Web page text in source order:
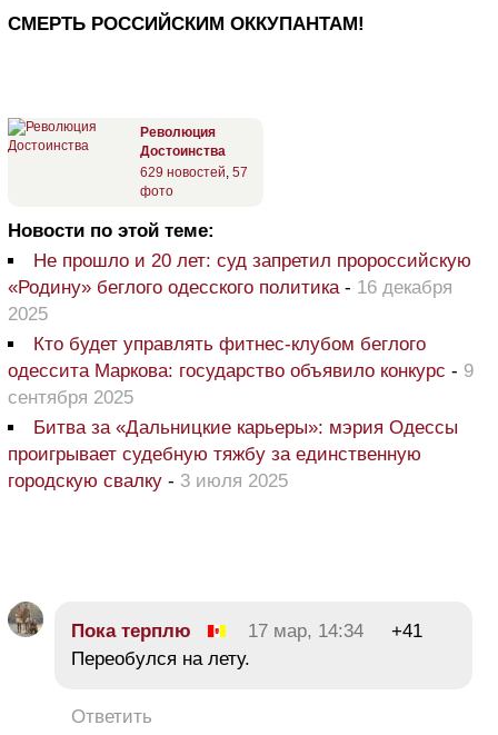
СМЕРТЬ РОССИЙСКИМ ОККУПАНТАМ!
Революция
Достоинства
629 новостей, 57
фото
Новости по этой теме:
Не прошло и 20 лет: суд запретил пророссийскую
«Родину» беглого одесского политика- 16 декабря
2025
Кто будет управлять фитнес-клубом беглого
одессита Маркова: государство объявило конкурс - 9
сентября 2025
Битва за «Дальницкие карьеры»: мэрия Одессы
проигрывает судебную тяжбу за единственную
городскую свалку - 3 июля 2025
Пока терплю 17 мар, 14:34
+41
Переобулся на лету.
Ответить